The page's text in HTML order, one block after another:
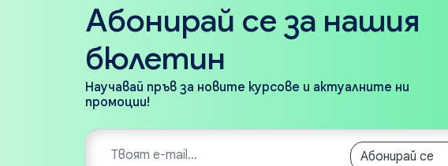
Абонирай се за нашия
бюлетин
Научавай пръв за новите курсове и актуалните ни
промоции!
Абонирай се